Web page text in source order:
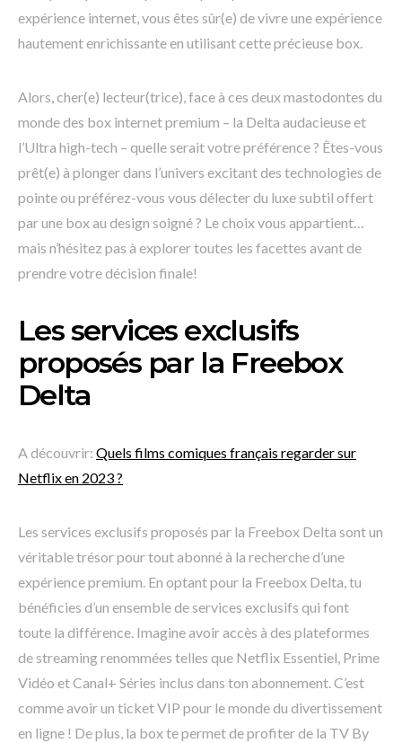
expérience internet, vous êtes sûr(e) de vivre une expérience
hautement enrichissante en utilisant cette précieuse box.
Alors, cher(e) lecteur(trice), face à ces deux mastodontes du
monde des box internet premium – la Delta audacieuse et
l’Ultra high-tech – quelle serait votre préférence ? Êtes-vous
prêt(e) à plonger dans l’univers excitant des technologies de
pointe ou préférez-vous vous délecter du luxe subtil offert
par une box au design soigné ? Le choix vous appartient…
mais n’hésitez pas à explorer toutes les facettes avant de
prendre votre décision finale!
Les services exclusifs
proposés par la Freebox
Delta
A découvrir: Quels films comiques français regarder sur
Netflix en 2023 ?
Les services exclusifs proposés par la Freebox Delta sont un
véritable trésor pour tout abonné à la recherche d’une
expérience premium. En optant pour la Freebox Delta, tu
bénéficies d’un ensemble de services exclusifs qui font
toute la différence. Imagine avoir accès à des plateformes
de streaming renommées telles que Netflix Essentiel, Prime
Vidéo et Canal+ Séries inclus dans ton abonnement. C’est
comme avoir un ticket VIP pour le monde du divertissement
en ligne ! De plus, la box te permet de profiter de la TV By